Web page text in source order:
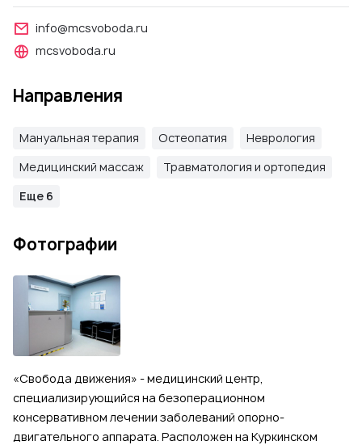
info@mcsvoboda.ru
mcsvoboda.ru
Направления
Мануальная терапия Остеопатия
Неврология
Медицинский массаж
Травматология и ортопедия
Еще 6
Фотографии
«Свобода движения» - медицинский центр,
специализирующийся на безоперационном
консервативном лечении заболеваний опорно-
двигательного аппарата. Расположен на Куркинском